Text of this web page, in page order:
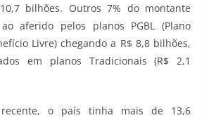
bilhões. Outros 7% do montante
aferido pelos planos PGBL (Plano
Livre) chegando a R$ 8,8 bilhões,
em planos Tradicionais (R$ 2,1
recente, o país tinha mais de 13,6